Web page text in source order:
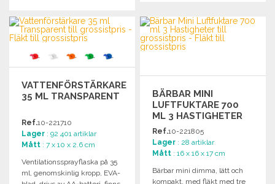
BESTÄLL
Begär offert
Begär offert
VATTENFÖRSTÄRKARE
35 ML TRANSPARENT
Ref.10-221710
Lager : 92 401 artiklar
Mått : 7 x 10 x 2.6 cm
Ventilationssprayflaska på 35
ml, genomskinlig kropp, EVA-
BÄRBAR MINI
LUFTFUKTARE 700
ML 3 HASTIGHETER
Ref.10-221805
Lager : 28 artiklar
Mått : 16 x 16 x 17 cm
Bärbar mini dimma, lätt och
kompakt, med fläkt med tre